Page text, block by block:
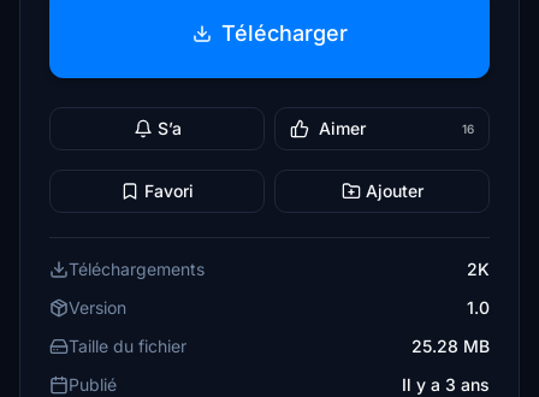
Télécharger
S’a Aimer 16
Favori Ajouter
Téléchargements
2K
Version
1.0
Taille du fichier
25.28 MB
Publié
Il y a 3 ans